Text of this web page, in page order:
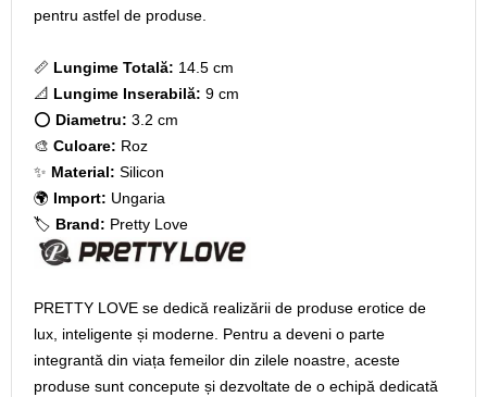
pentru astfel de produse.
📏 Lungime Totală: 14.5 cm
📐 Lungime Inserabilă: 9 cm
⭕ Diametru: 3.2 cm
🎨 Culoare: Roz
✨ Material: Silicon
🌍 Import: Ungaria
🏷️ Brand: Pretty Love
PRETTY LOVE se dedică realizării de produse erotice de
lux, inteligente și moderne. Pentru a deveni o parte
integrantă din viața femeilor din zilele noastre, aceste
produse sunt concepute și dezvoltate de o echipă dedicată